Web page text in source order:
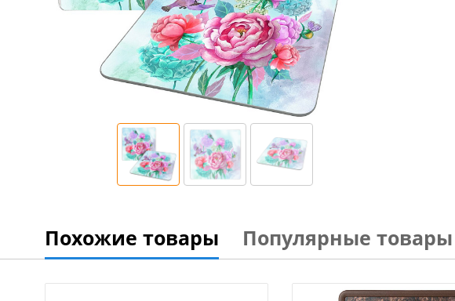
Похожие товары Популярные товары